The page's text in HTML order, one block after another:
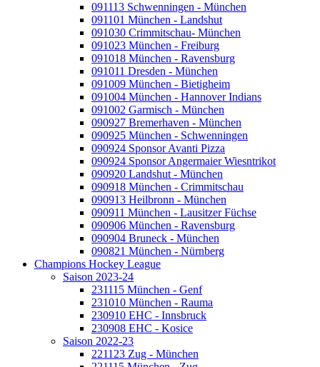
091113 Schwenningen - München
091101 München - Landshut
091030 Crimmitschau- München
091023 München - Freiburg
091018 München - Ravensburg
091011 Dresden - München
091009 München - Bietigheim
091004 München - Hannover Indians
091002 Garmisch - München
090927 Bremerhaven - München
090925 München - Schwenningen
090924 Sponsor Avanti Pizza
090924 Sponsor Angermaier Wiesntrikot
090920 Landshut - München
090918 München - Crimmitschau
090913 Heilbronn - München
090911 München - Lausitzer Füchse
090906 München - Ravensburg
090904 Bruneck - München
090821 München - Nürnberg
Champions Hockey League
Saison 2023-24
231115 München - Genf
231010 München - Rauma
230910 EHC - Innsbruck
230908 EHC - Kosice
Saison 2022-23
221123 Zug - München